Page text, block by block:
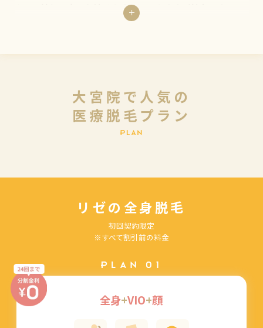
クで、忙しい方でも続けやすい通いやすさが魅力です。
大宮院で人気の
医療脱毛プラン
P L A N
リゼの全身脱毛
初回契約限定
※すべて割引前の料金
PLAN 01
全身+VIO+顔